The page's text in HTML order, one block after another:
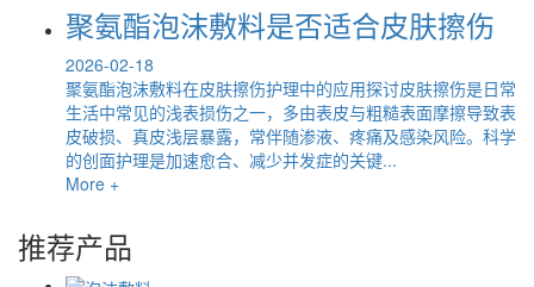
聚氨酯泡沫敷料是否适合皮肤擦伤
2026-02-18
聚氨酯泡沫敷料在皮肤擦伤护理中的应用探讨皮肤擦伤是日常
生活中常见的浅表损伤之一，多由表皮与粗糙表面摩擦导致表
皮破损、真皮浅层暴露，常伴随渗液、疼痛及感染风险。科学
的创面护理是加速愈合、减少并发症的关键...
More +
推荐产品